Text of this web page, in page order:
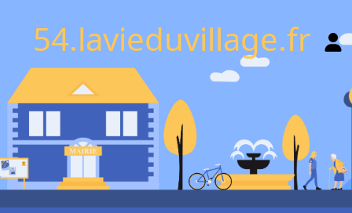
54.lavieduvillage.fr